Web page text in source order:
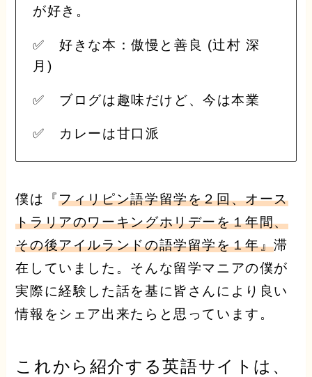
が好き。
✅ 好きな本：傲慢と善良 (辻村 深
月)
✅ ブログは趣味だけど、今は本業
✅ カレーは甘口派
僕は『フィリピン語学留学を２回、オース
トラリアのワーキングホリデーを１年間、
その後アイルランドの語学留学を１年』滞
在していました。そんな留学マニアの僕が
実際に経験した話を基に皆さんにより良い
情報をシェア出来たらと思っています。
これから紹介する英語サイトは、